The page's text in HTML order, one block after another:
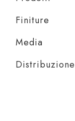
Finiture
Media
Distribuzione